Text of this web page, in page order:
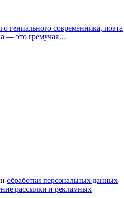
гениального современника, поэта
— это гремучая…
обработки персональных данных
рассылки и рекламных